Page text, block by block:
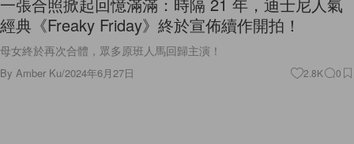
一張合照掀起回憶滿滿：時隔 21 年，迪士尼人氣
經典《Freaky Friday》終於宣佈續作開拍！
母女終於再次合體，眾多原班人馬回歸主演！
By Amber Ku/2024年6月27日 2.8K 0